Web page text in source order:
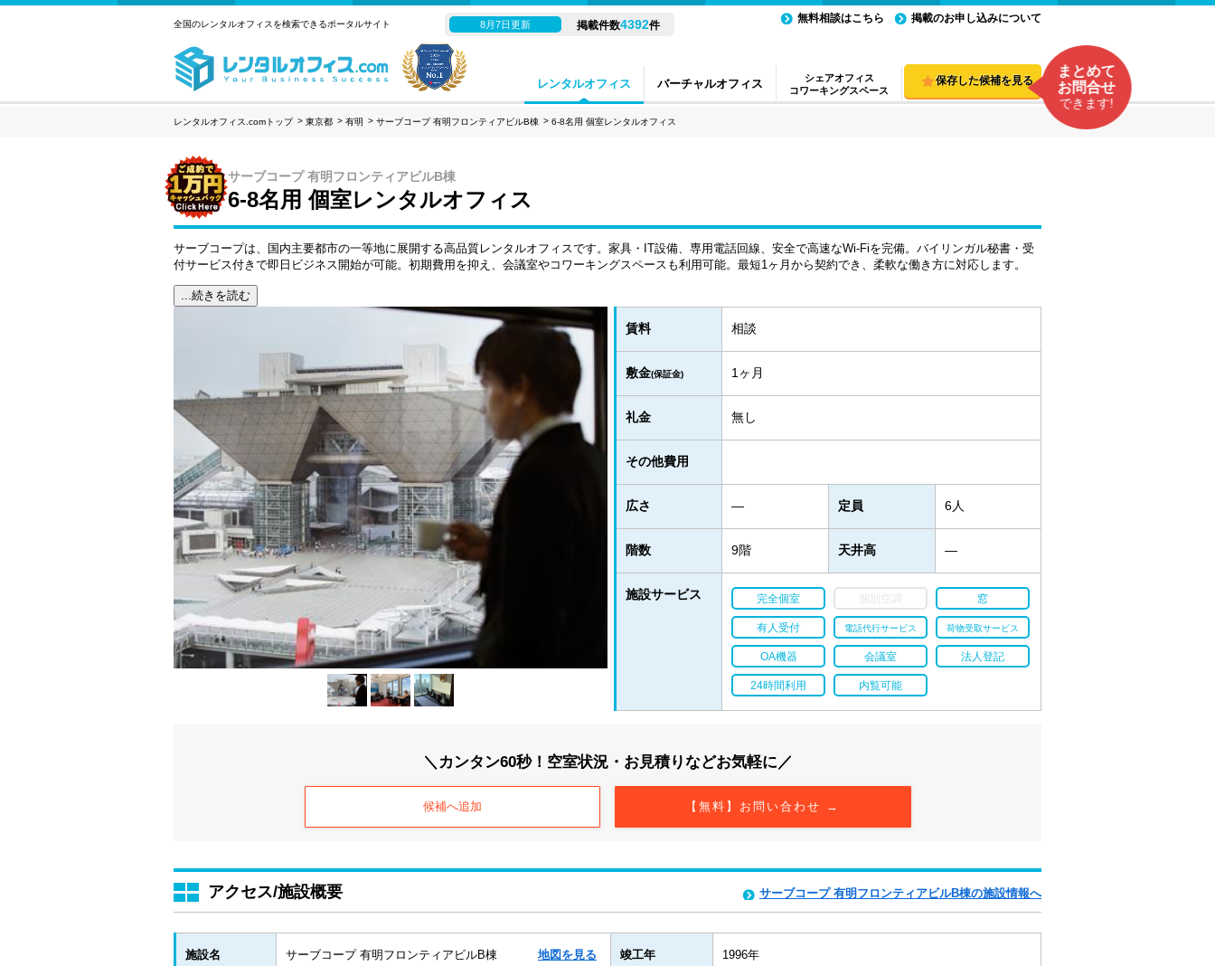
レンタルオフィス バーチャルオフィス
シェアオフィス
コワーキングスペース
全国のレンタルオフィスを検索できるポータルサイト 8月7日更新 掲載件数4392件
無料相談はこちら 掲載のお申し込みについて
保存した候補を見る
まとめて
お問合せ
できます!
レンタルオフィス.comトップ 東京都 有明 サーブコープ 有明フロンティアビルB棟 6-8名用 個室レンタルオフィス
サーブコープ 有明フロンティアビルB棟
6-8名用 個室レンタルオフィス
サーブコープは、国内主要都市の一等地に展開する高品質レンタルオフィスです。家具・IT設備、専用電話回線、安全で高速なWi-Fiを完備。バイリンガル秘書・受
付サービス付きで即日ビジネス開始が可能。初期費用を抑え、会議室やコワーキングスペースも利用可能。最短1ヶ月から契約でき、柔軟な働き方に対応します。
...続きを読む
賃料 相談
敷金(保証金) 1ヶ月
礼金 無し
その他費用
広さ ― 定員 6人
階数 9階 天井高 ―
施設サービス 完全個室 個別空調 窓
有人受付 電話代行サービス 荷物受取サービス
OA機器 会議室 法人登記
24時間利用 内覧可能
＼カンタン60秒！空室状況・お見積りなどお気軽に／
【無料】お問い合わせ →
候補へ追加
アクセス/施設概要 サーブコープ 有明フロンティアビルB棟の施設情報へ
施設名 サーブコープ 有明フロンティアビルB棟 地図を見る 竣工年 1996年